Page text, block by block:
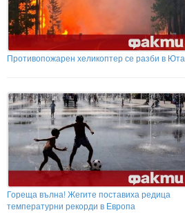
Противопожарен хеликоптер се разби в Юта
Гореща вълна! Жегите поставиха редица
температурни рекорди в Европа